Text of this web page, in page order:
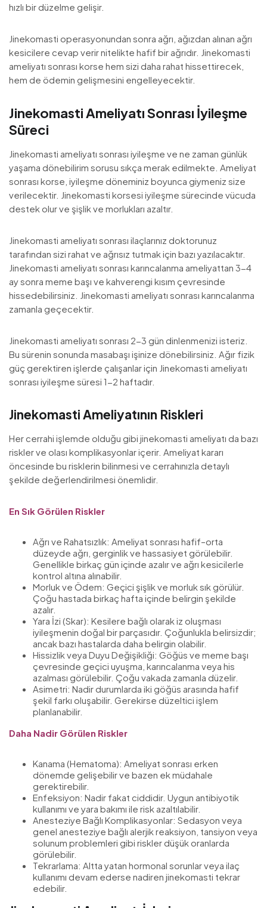
hızlı bir düzelme gelişir.
Jinekomasti operasyonundan sonra ağrı, ağızdan alınan ağrı
kesicilere cevap verir nitelikte hafif bir ağrıdır. Jinekomasti
ameliyatı sonrası korse hem sizi daha rahat hissettirecek,
hem de ödemin gelişmesini engelleyecektir.
Jinekomasti Ameliyatı Sonrası İyileşme
Süreci
Jinekomasti ameliyatı sonrası iyileşme ve ne zaman günlük
yaşama dönebilirim sorusu sıkça merak edilmekte. Ameliyat
sonrası korse, iyileşme döneminiz boyunca giymeniz size
verilecektir. Jinekomasti korsesi iyileşme sürecinde vücuda
destek olur ve şişlik ve morlukları azaltır.
Jinekomasti ameliyatı sonrası ilaçlarınız doktorunuz
tarafından sizi rahat ve ağrısız tutmak için bazı yazılacaktır.
Jinekomasti ameliyatı sonrası karıncalanma ameliyattan 3-4
ay sonra meme başı ve kahverengi kısım çevresinde
hissedebilirsiniz. Jinekomasti ameliyatı sonrası karıncalanma
zamanla geçecektir.
Jinekomasti ameliyatı sonrası 2-3 gün dinlenmenizi isteriz.
Bu sürenin sonunda masabaşı işinize dönebilirsiniz. Ağır fizik
güç gerektiren işlerde çalışanlar için Jinekomasti ameliyatı
sonrası iyileşme süresi 1-2 haftadır.
Jinekomasti Ameliyatının Riskleri
Her cerrahi işlemde olduğu gibi jinekomasti ameliyatı da bazı
riskler ve olası komplikasyonlar içerir. Ameliyat kararı
öncesinde bu risklerin bilinmesi ve cerrahınızla detaylı
şekilde değerlendirilmesi önemlidir.
En Sık Görülen Riskler
Ağrı ve Rahatsızlık: Ameliyat sonrası hafif–orta
düzeyde ağrı, gerginlik ve hassasiyet görülebilir.
Genellikle birkaç gün içinde azalır ve ağrı kesicilerle
kontrol altına alınabilir.
Morluk ve Ödem: Geçici şişlik ve morluk sık görülür.
Çoğu hastada birkaç hafta içinde belirgin şekilde
azalır.
Yara İzi (Skar): Kesilere bağlı olarak iz oluşması
iyileşmenin doğal bir parçasıdır. Çoğunlukla belirsizdir;
ancak bazı hastalarda daha belirgin olabilir.
Hissizlik veya Duyu Değişikliği: Göğüs ve meme başı
çevresinde geçici uyuşma, karıncalanma veya his
azalması görülebilir. Çoğu vakada zamanla düzelir.
Asimetri: Nadir durumlarda iki göğüs arasında hafif
şekil farkı oluşabilir. Gerekirse düzeltici işlem
planlanabilir.
Daha Nadir Görülen Riskler
Kanama (Hematoma): Ameliyat sonrası erken
dönemde gelişebilir ve bazen ek müdahale
gerektirebilir.
Enfeksiyon: Nadir fakat ciddidir. Uygun antibiyotik
kullanımı ve yara bakımı ile risk azaltılabilir.
Anesteziye Bağlı Komplikasyonlar: Sedasyon veya
genel anesteziye bağlı alerjik reaksiyon, tansiyon veya
solunum problemleri gibi riskler düşük oranlarda
görülebilir.
Tekrarlama: Altta yatan hormonal sorunlar veya ilaç
kullanımı devam ederse nadiren jinekomasti tekrar
edebilir.